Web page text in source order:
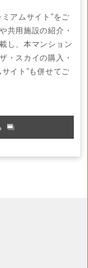
アムサイト”をご
共用施設の紹介・
し、本マンション
・スカイの購入・
イト”も併せてご